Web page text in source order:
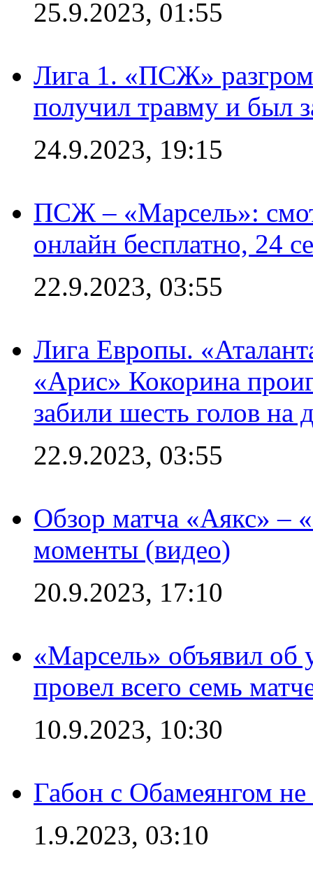
25.9.2023, 01:55
Лига 1. «ПСЖ»
получил травму и был
24.9.2023, 19:15
ПСЖ – «Марсель»:
онлайн бесплатно, 24
22.9.2023, 03:55
Лига Европы.
«Арис» Кокорина
забили шесть голов на
22.9.2023, 03:55
Обзор матча «Аякс» –
моменты (видео)
20.9.2023, 17:10
«Марсель» объявил об
провел всего семь
10.9.2023, 10:30
Габон с Обамеянгом
1.9.2023, 03:10